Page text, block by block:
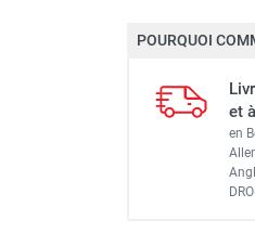
POURQUOI
et
en